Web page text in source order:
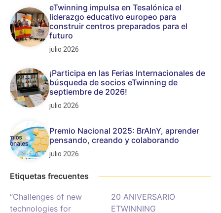
eTwinning impulsa en Tesalónica el
liderazgo educativo europeo para
construir centros preparados para el
futuro
julio 2026
¡Participa en las Ferias Internacionales de
búsqueda de socios eTwinning de
septiembre de 2026!
julio 2026
Premio Nacional 2025: BrAInY, aprender
pensando, creando y colaborando
julio 2026
Etiquetas frecuentes
“Challenges of new
technologies for
20 ANIVERSARIO
ETWINNING